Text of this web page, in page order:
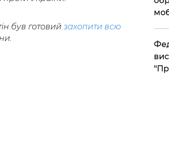
був готовий захопити всю